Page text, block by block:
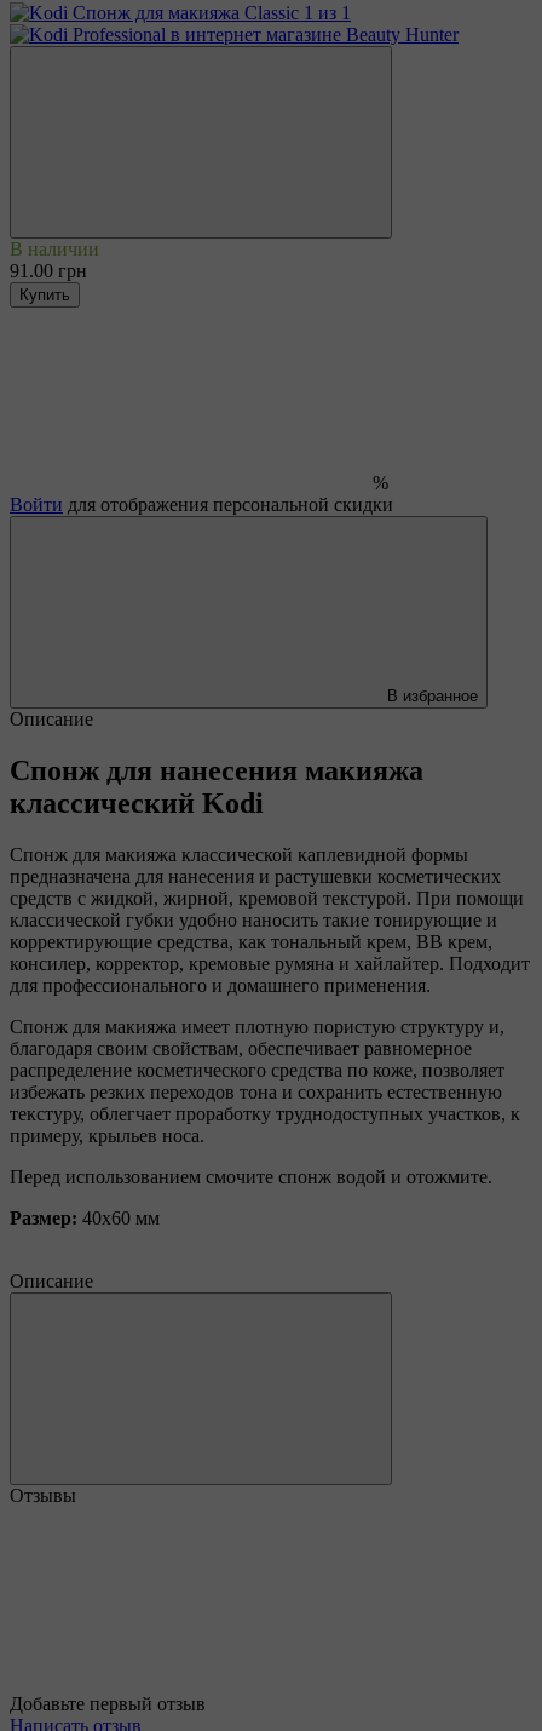
В наличии
91.00 грн
Купить
%
Войти для отображения персональной скидки
В избранное
Описание
Спонж для нанесения макияжа
классический Kodi
Спонж для макияжа классической каплевидной формы
предназначена для нанесения и растушевки косметических
средств с жидкой, жирной, кремовой текстурой. При помощи
классической губки удобно наносить такие тонирующие и
корректирующие средства, как тональный крем, BB крем,
консилер, корректор, кремовые румяна и хайлайтер. Подходит
для профессионального и домашнего применения.
Спонж для макияжа имеет плотную пористую структуру и,
благодаря своим свойствам, обеспечивает равномерное
распределение косметического средства по коже, позволяет
избежать резких переходов тона и сохранить естественную
текстуру, облегчает проработку труднодоступных участков, к
примеру, крыльев носа.
Перед использованием смочите спонж водой и отожмите.
Размер: 40х60 мм
Описание
Отзывы
Добавьте первый отзыв
Написать отзыв